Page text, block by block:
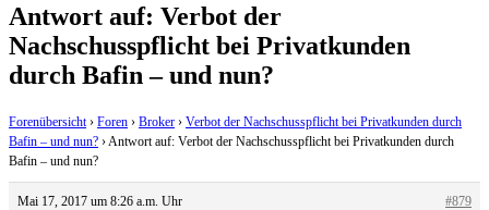
Antwort auf: Verbot der
Nachschusspflicht bei Privatkunden
durch Bafin – und nun?
Forenübersicht › Foren › Broker › Verbot der Nachschusspflicht bei Privatkunden durch
Bafin – und nun? ›Antwort auf: Verbot der Nachschusspflicht bei Privatkunden durch
Bafin – und nun?
Mai 17, 2017 um 8:26 a.m. Uhr
#879